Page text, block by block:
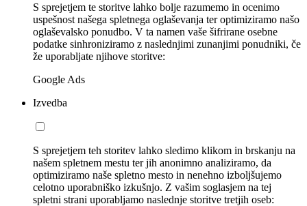
S sprejetjem te storitve lahko bolje razumemo in ocenimo
uspešnost našega spletnega oglaševanja ter optimiziramo našo
oglaševalsko ponudbo. V ta namen vaše šifrirane osebne
podatke sinhroniziramo z naslednjimi zunanjimi ponudniki, če
že uporabljate njihove storitve:
Google Ads
Izvedba
S sprejetjem teh storitev lahko sledimo klikom in brskanju na
našem spletnem mestu ter jih anonimno analiziramo, da
optimiziramo naše spletno mesto in nenehno izboljšujemo
celotno uporabniško izkušnjo. Z vašim soglasjem na tej
spletni strani uporabljamo naslednje storitve tretjih oseb: